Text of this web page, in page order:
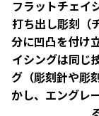
フラットチェイ
打ち出し彫刻（
分に凹凸を付け
イシングは同じ
グ（彫刻針や彫
かし、エングレ